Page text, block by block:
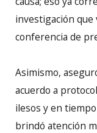
investigación que
conferencia de
Asimismo,
acuerdo a
ilesos y en
brindó atención